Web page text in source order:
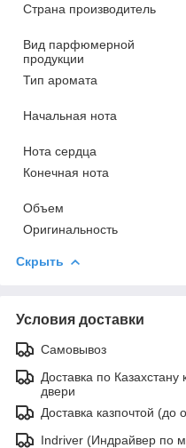
Страна производитель
Вид парфюмерной
продукции
Тип аромата
Начальная нота
Нота сердца
Конечная нота
Объем
Оригинальность
Скрыть
Условия доставки
Самовывоз
Доставка по
двери
Доставка казпочтой (до
Indriver (Индрайвер по